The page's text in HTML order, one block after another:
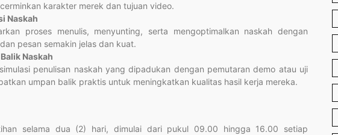
karakter merek dan tujuan video.
Naskah
proses menulis, menyunting, serta mengoptimalkan naskah dengan
pesan semakin jelas dan kuat.
Naskah
penulisan naskah yang dipadukan dengan pemutaran demo atau uji
umpan balik praktis untuk meningkatkan kualitas hasil kerja mereka.
selama dua (2) hari, dimulai dari pukul 09.00 hingga 16.00 setiap